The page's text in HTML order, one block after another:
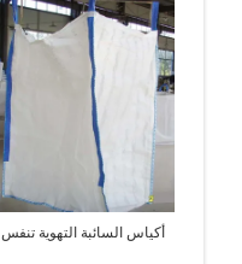
أكياس السائبة التهوية تنفس